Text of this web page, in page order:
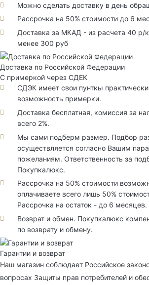
Можно сделать доставку в день
Рассрочка на 50% стоимости до 6
Доставка за МКАД - из расчета 40
менее 300 руб
Доставка по Российской Федерации
С примеркой через СДЕК
СДЭК имеет свои пунткы
возможность примерки.
Доставка бесплатная, комиссия за
всего 2%.
Мы сами подберм размер. Подбор
осуществляется согласно Вашим
пожеланиям. Ответственность за
Покупкалюкс.
Рассрочка на 50% стоимости
оплачиваете всего лишь 50%
Рассрочка на остаток - до 6 месяцев.
Возврат и обмен. Покупкалюкс
по возврату и обмену.
Гарантии и возврат
Наш магазин соблюдает Российское
вопросах Защиты прав потребителей и